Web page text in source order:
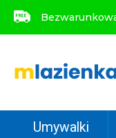
Umywalki